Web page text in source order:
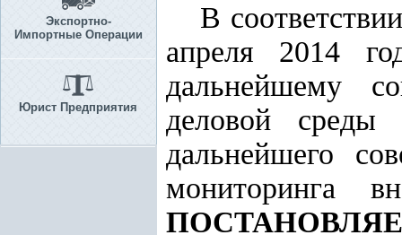
Экспортно-
Импортные Операции
Юрист Предприятия
В
апреля 2014
дальнейшему
деловой
дальнейшего
мониторинга